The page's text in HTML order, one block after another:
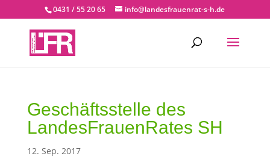
0431 / 55 20 65 info@landesfrauenrat-s-h.de
Geschäftsstelle des
LandesFrauenRates SH
12. Sep. 2017